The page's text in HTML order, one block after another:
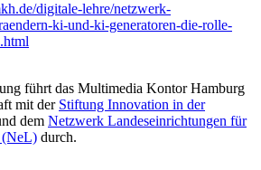
digitale-lehre/netzwerk-
ki-und-ki-generatoren-die-rolle-
führt das Multimedia Kontor Hamburg
mit der Stiftung Innovation in der
dem Netzwerk Landeseinrichtungen für
(NeL) durch.